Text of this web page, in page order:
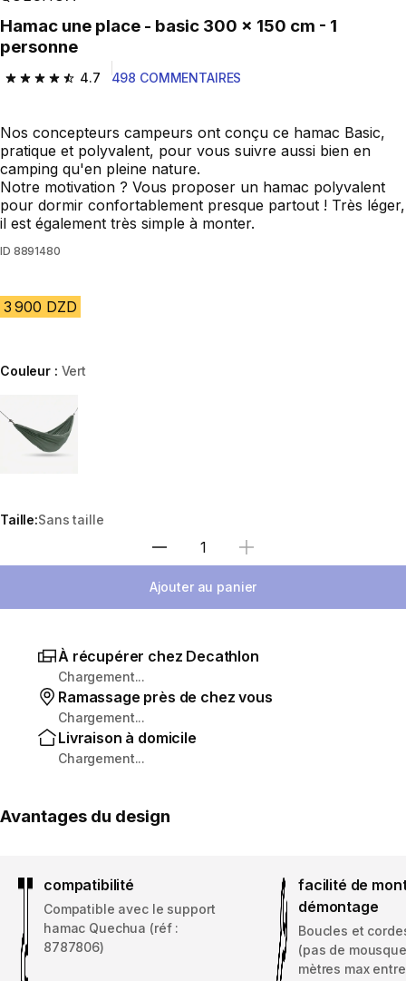
Hamac une place - basic 300 x 150 cm - 1
personne
4.7
4.7 out of 5 stars from 498 reviews
498 COMMENTAIRES
Nos concepteurs campeurs ont conçu ce hamac Basic,
pratique et polyvalent, pour vous suivre aussi bien en
camping qu'en pleine nature.
Notre motivation ? Vous proposer un hamac polyvalent
pour dormir confortablement presque partout ! Très léger,
il est également très simple à monter.
ID 8891480
3 900 DZD
Couleur : Vert
Choose a variant
Taille:Sans taille
Sélectionnez la quantité
Ajouter au panier
À récupérer chez Decathlon
Chargement...
Ramassage près de chez vous
Chargement...
Livraison à domicile
Chargement...
Avantages du design
compatibilité
Compatible avec le support
hamac Quechua (réf :
8787806)
facilité de
démontage
Boucles et
(pas de
mètres max